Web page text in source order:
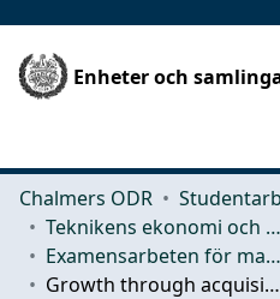
Enheter och
Chalmers ODR
Teknikens ekonomi och organisation
Examensarbeten för masterexamen
Growth through acquisitions and incorporation of technology based firms